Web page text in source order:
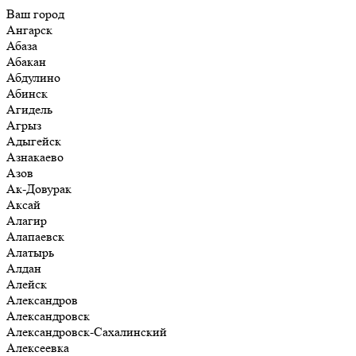
Ваш город
Ангарск
Абаза
Абакан
Абдулино
Абинск
Агидель
Агрыз
Адыгейск
Азнакаево
Азов
Ак-Довурак
Аксай
Алагир
Алапаевск
Алатырь
Алдан
Алейск
Александров
Александровск
Александровск-Сахалинский
Алексеевка